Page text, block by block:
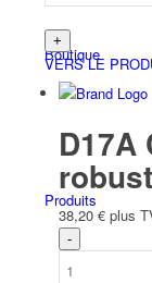
Boutique
Produits
VERS LE
D17A
38,20 € plus